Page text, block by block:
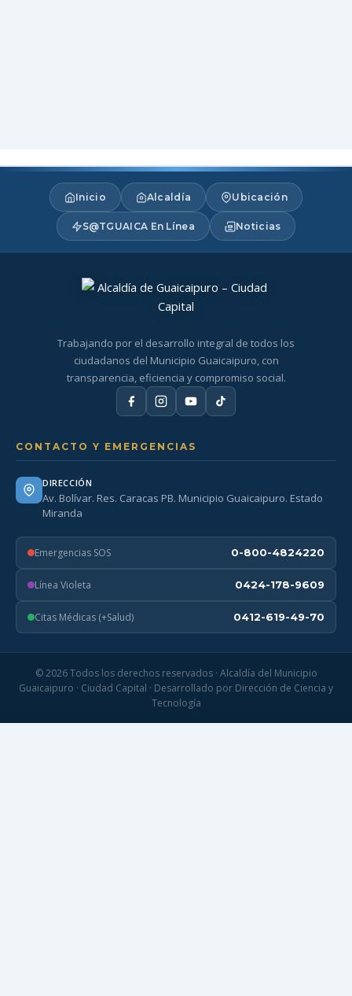
Inicio Alcaldía Ubicación
S@TGUAICA En Línea Noticias
Trabajando por el desarrollo integral de todos los
ciudadanos del Municipio Guaicaipuro, con
transparencia, eficiencia y compromiso social.
CONTACTO Y EMERGENCIAS
DIRECCIÓN
Av. Bolívar. Res. Caracas PB. Municipio Guaicaipuro. Estado
Miranda
Emergencias SOS 0-800-4824220
Línea Violeta 0424-178-9609
Citas Médicas (+Salud) 0412-619-49-70
© 2026 Todos los derechos reservados · Alcaldía del Municipio
Guaicaipuro · Ciudad Capital · Desarrollado por Dirección de Ciencia y
Tecnología